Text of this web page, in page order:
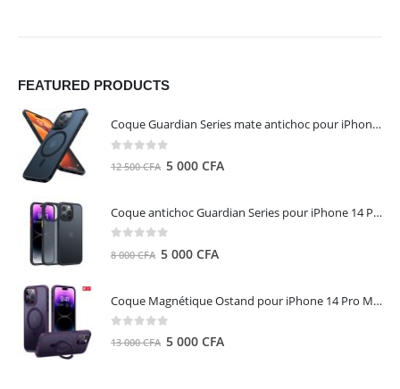
FEATURED PRODUCTS
Coque Guardian Series mate antichoc pour iPhone 15 Pro Max avec Magsafe Noir - Torras
12 500CFA Le
500 CFA.
5 000 CFA
Coque antichoc Guardian Series pour iPhone 14 Pro Max - TORRAS
8 000CFA Le
était :
000 CFA.
5 000 CFA
000 CFA.
Coque Magnétique Ostand pour iPhone 14 Pro Max - Violet Foncé - TORRAS
13 000CFA Le
5 000 CFA